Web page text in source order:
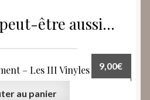
être aussi…
– Les III Vinyles 9,00€
au panier